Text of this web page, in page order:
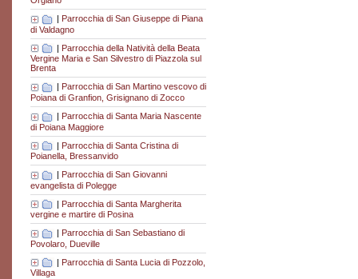
Parrocchia di San Giuseppe di Piana
di Valdagno
| Parrocchia della Natività della Beata
Vergine Maria e San Silvestro di Piazzola sul
Brenta
Parrocchia di San Martino vescovo di
Poiana di Granfion, Grisignano di Zocco
| Parrocchia di Santa Maria Nascente
di Poiana Maggiore
| Parrocchia di Santa Cristina di
Poianella, Bressanvido
| Parrocchia di San Giovanni
evangelista di Polegge
| Parrocchia di Santa Margherita
vergine e martire di Posina
Parrocchia di San Sebastiano di
Povolaro, Dueville
| Parrocchia di Santa Lucia di Pozzolo,
Villaga